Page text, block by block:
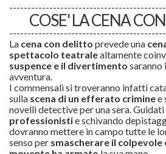
COSE' LA CENA
La cena con delitto prevede una
spettacolo teatralealtamente
suspence e il divertimento saranno
avventura.
I commensali si troveranno infatti
sulla scena di un efferato criminee
novelli detective per una sera. Guidati
professionistie schivando
dovranno mettere in campo tutte le
senso per smascherare il colpevole